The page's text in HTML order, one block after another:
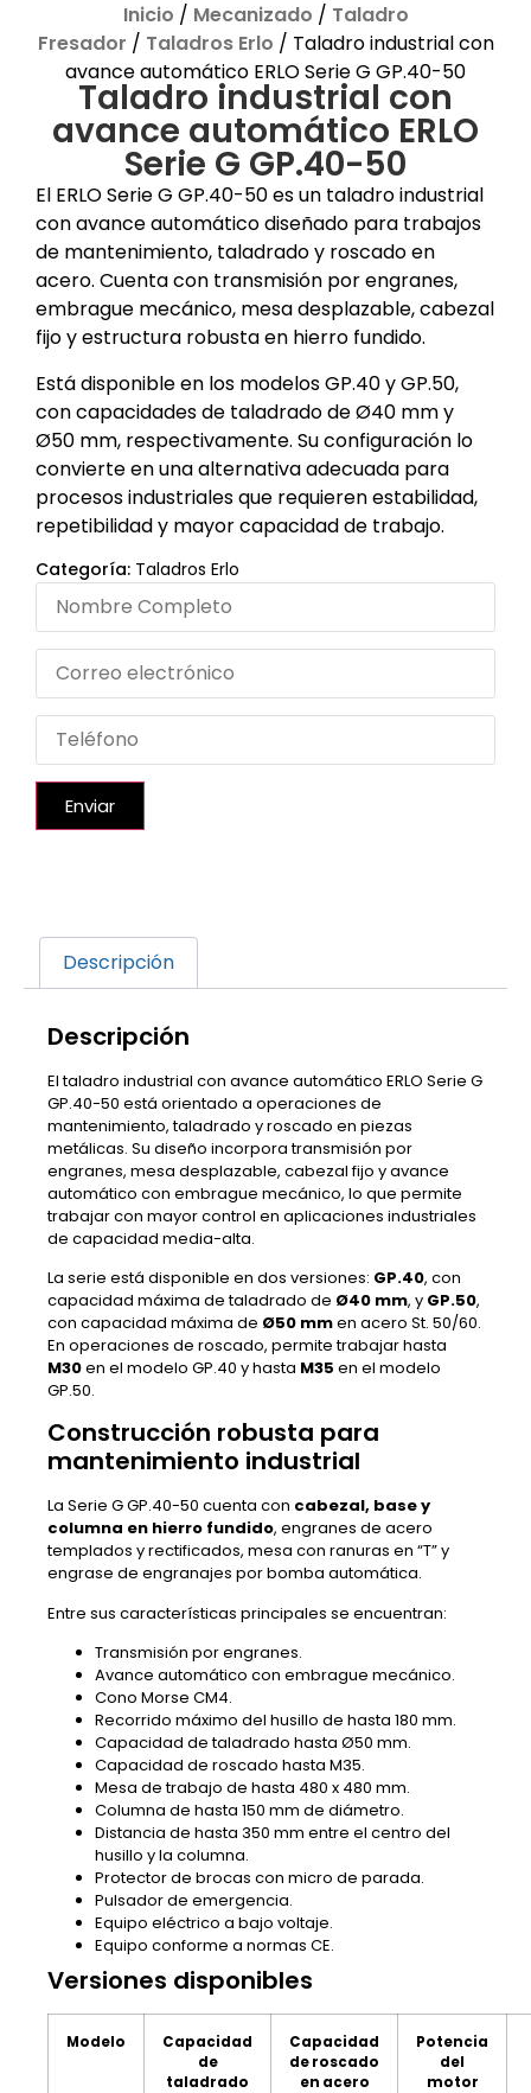
Inicio / Mecanizado / Taladro
Fresador / Taladros Erlo / Taladro industrial con
avance automático ERLO Serie G GP.40-50
Taladro industrial con
avance automático ERLO
Serie G GP.40-50
El ERLO Serie G GP.40-50 es un taladro industrial
con avance automático diseñado para trabajos
de mantenimiento, taladrado y roscado en
acero. Cuenta con transmisión por engranes,
embrague mecánico, mesa desplazable, cabezal
fijo y estructura robusta en hierro fundido.
Está disponible en los modelos GP.40 y GP.50,
con capacidades de taladrado de Ø40 mm y
Ø50 mm, respectivamente. Su configuración lo
convierte en una alternativa adecuada para
procesos industriales que requieren estabilidad,
repetibilidad y mayor capacidad de trabajo.
Categoría: Taladros Erlo
Enviar
Descripción
Descripción
El taladro industrial con avance automático ERLO Serie G
GP.40-50 está orientado a operaciones de
mantenimiento, taladrado y roscado en piezas
metálicas. Su diseño incorpora transmisión por
engranes, mesa desplazable, cabezal fijo y avance
automático con embrague mecánico, lo que permite
trabajar con mayor control en aplicaciones industriales
de capacidad media-alta.
La serie está disponible en dos versiones: GP.40, con
capacidad máxima de taladrado de Ø40 mm, y GP.50,
con capacidad máxima de Ø50 mmen acero St. 50/60.
En operaciones de roscado, permite trabajar hasta
M30en el modelo GP.40 y hasta M35 en el modelo
GP.50.
Construcción robusta para
mantenimiento industrial
La Serie G GP.40-50 cuenta con cabezal, base y
columna en hierro fundido, engranes de acero
templados y rectificados, mesa con ranuras en “T” y
engrase de engranajes por bomba automática.
Entre sus características principales se encuentran:
Transmisión por engranes.
Avance automático con embrague mecánico.
Cono Morse CM4.
Recorrido máximo del husillo de hasta 180 mm.
Capacidad de taladrado hasta Ø50 mm.
Capacidad de roscado hasta M35.
Mesa de trabajo de hasta 480 x 480 mm.
Columna de hasta 150 mm de diámetro.
Distancia de hasta 350 mm entre el centro del
husillo y la columna.
Protector de brocas con micro de parada.
Pulsador de emergencia.
Equipo eléctrico a bajo voltaje.
Equipo conforme a normas CE.
Versiones disponibles
Modelo
Capacidad
de
taladrado
Capacidad
de roscado
en acero
Potencia
del
motor